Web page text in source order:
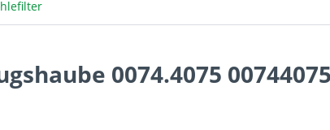
0074.4075 00744075